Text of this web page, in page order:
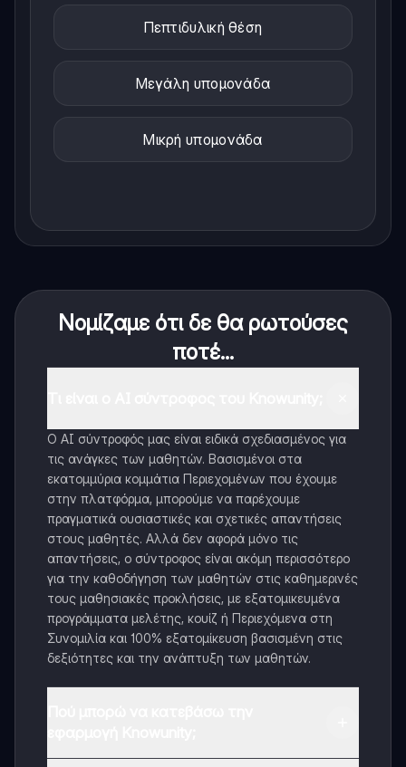
Πεπτιδυλική θέση
Μεγάλη υπομονάδα
Μικρή υπομονάδα
Νομίζαμε ότι δε θα ρωτούσες
ποτέ...
Ο AI σύντροφός μας είναι ειδικά σχεδιασμένος για
τις ανάγκες των μαθητών. Βασισμένοι στα
εκατομμύρια κομμάτια Περιεχομένων που έχουμε
στην πλατφόρμα, μπορούμε να παρέχουμε
πραγματικά ουσιαστικές και σχετικές απαντήσεις
στους μαθητές. Αλλά δεν αφορά μόνο τις
απαντήσεις, ο σύντροφος είναι ακόμη περισσότερο
για την καθοδήγηση των μαθητών στις καθημερινές
τους μαθησιακές προκλήσεις, με εξατομικευμένα
προγράμματα μελέτης, κουίζ ή Περιεχόμενα στη
Συνομιλία και 100% εξατομίκευση βασισμένη στις
δεξιότητες και την ανάπτυξη των μαθητών.